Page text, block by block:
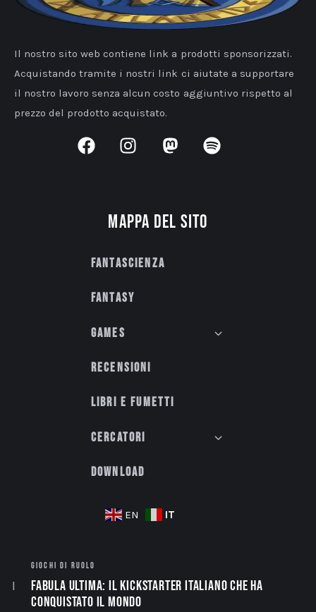
Il nostro sito web contiene link a prodotti sponsorizzati.
Acquistando tramite i nostri link ci aiutate a supportare
il nostro lavoro senza alcun costo aggiuntivo rispetto al
prezzo del prodotto acquistato.
Mappa del sito
Fantascienza
Fantasy
Games
Recensioni
Libri e fumetti
Cercatori
Download
EN IT
GIOCHI DI RUOLO
Fabula Ultima: il Kickstarter italiano che ha
conquistato il mondo